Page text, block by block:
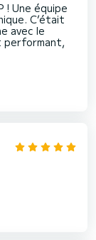
! Une équipe
C’était
avec le
performant,